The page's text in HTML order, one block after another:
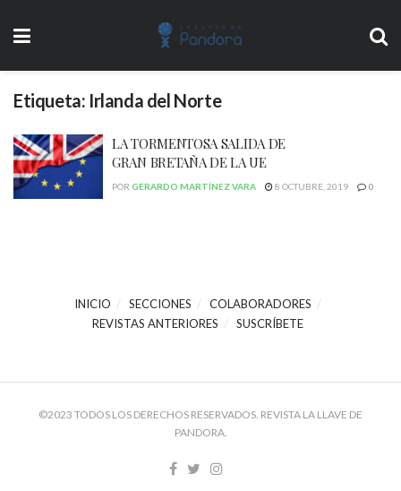
Etiqueta: Irlanda del Norte
LA TORMENTOSA SALIDA DE
GRAN BRETAÑA DE LA UE
POR GERARDO MARTÍNEZ VARA 8 OCTUBRE, 2019 0
INICIO SECCIONES
COLABORADORES
REVISTAS ANTERIORES
SUSCRÍBETE
©2023 TODOS LOS DERECHOS RESERVADOS. REVISTA LA LLAVE DE
PANDORA.